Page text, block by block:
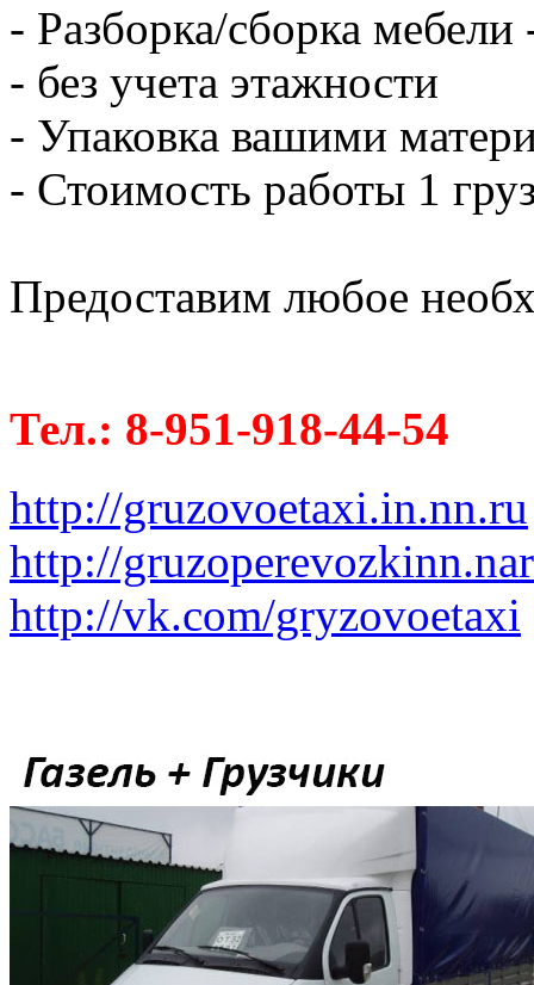
- Разборка/сборка мебели
- без учета этажности
- Упаковка вашими
- Стоимость работы 1
Предоставим любое
Тел.: 8-951-918-44-54
http://gruzovoetaxi.in.nn.ru
http://
http://vk.com/gryzovoetaxi